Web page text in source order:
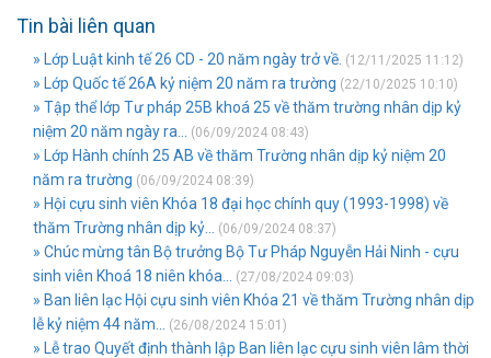
Tin bài liên quan
» Lớp Luật kinh tế 26 CD - 20 năm ngày trở về. (12/11/2025 11:12)
» Lớp Quốc tế 26A kỷ niệm 20 năm ra trường (22/10/2025 10:10)
» Tập thể lớp Tư pháp 25B khoá 25 về thăm trường nhân dịp kỷ
niệm 20 năm ngày ra...
(06/09/2024 08:43)
» Lớp Hành chính 25 AB về thăm Trường nhân dịp kỷ niệm 20
năm ra trường (06/09/2024 08:39)
» Hội cựu sinh viên Khóa 18 đại học chính quy (1993-1998) về
thăm Trường nhân dịp kỷ...
(06/09/2024 08:37)
» Chúc mừng tân Bộ trưởng Bộ Tư Pháp Nguyễn Hải Ninh - cựu
sinh viên Khoá 18 niên khóa...
(27/08/2024 09:03)
» Ban liên lạc Hội cựu sinh viên Khóa 21 về thăm Trường nhân dịp
lễ kỷ niệm 44 năm...
(26/08/2024 15:01)
» Lễ trao Quyết định thành lập Ban liên lạc cựu sinh viên lâm thời